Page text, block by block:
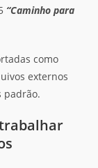
“Caminho para
como
externos
padrão.